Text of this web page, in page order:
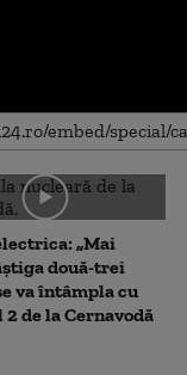
„Mai
două-trei
va întâmpla cu
de la Cernavodă